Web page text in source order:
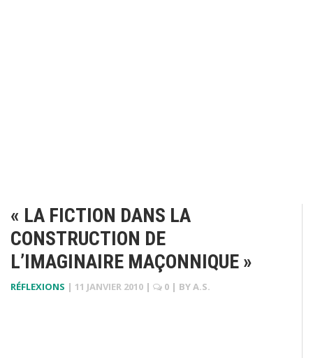
« LA FICTION DANS LA
CONSTRUCTION DE
L’IMAGINAIRE MAÇONNIQUE »
RÉFLEXIONS | 11 JANVIER 2010 | 0 | BYA.S.